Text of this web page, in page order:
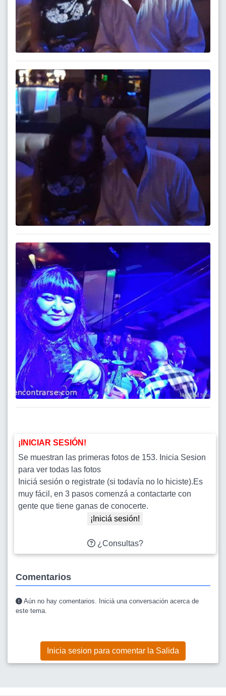
¡INICIAR SESIÓN!
Se muestran las primeras fotos de 153. Inicia Sesion
para ver todas las fotos
Iniciá sesión o registrate (si todavía no lo hiciste).Es
muy fácil, en 3 pasos comenzá a contactarte con
gente que tiene ganas de conocerte.
¡Iniciá sesión!
¿Consultas?
Comentarios
Aún no hay comentarios. Iniciá una conversación acerca de
este tema.
Inicia sesion para comentar la Salida